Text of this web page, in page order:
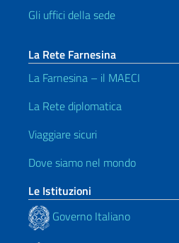
Gli uffici della sede
La Rete Farnesina
La Farnesina – il MAECI
La Rete diplomatica
Viaggiare sicuri
Dove siamo nel mondo
Le Istituzioni
Governo Italiano